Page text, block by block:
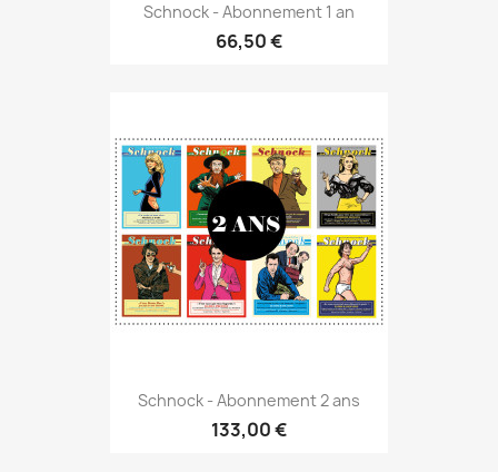
Schnock - Abonnement 1 an
66,50 €
Schnock - Abonnement 2 ans
133,00 €